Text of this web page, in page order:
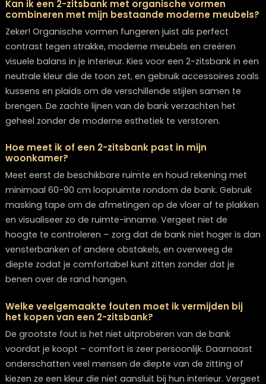
aanspreekt, heb je een meubel dat je jarenlang
geven – ongeacht welke trends er in de toekomst nog
mogen komen. Voor verdere ondersteuning bij je
neem gerust contact op met onzeHulp & Contact
afdeling voor persoonlijk advies.
Frequently Asked Questions
Hoe onderhoud ik een 2-zitsbank met duurzame
materialen zoals gerecyclede stoffen?
Duurzame materialen vereisen vaak minder intensief
onderhoud dan traditionele stoffen. Voor gerecyclede
stoffen kun je meestal volstaan met regelmatig
en het behandelen van vlekken met milde,
reinigingsmiddelen. Controleer altijd het
van de fabrikant, aangezien sommige eco-
specifieke verzorgingsinstructies hebben om hun
duurzaamheid te behouden. Voor advies over
kun je terecht bij Lounge Zwolle.
Wat zijn de gemiddelde kosten van een
multifunctionele 2-zitsbank in 2026?